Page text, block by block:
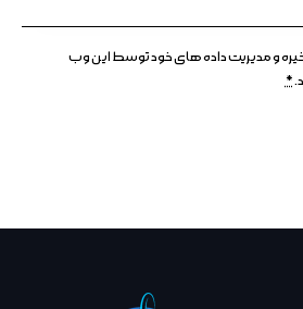
ذخیره و مدیریت داده های خود توسط این وب
*